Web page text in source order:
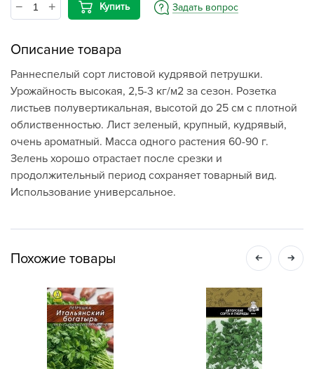
Купить Задать вопрос
Описание товара
Раннеспелый сорт листовой кудрявой петрушки.
Урожайность высокая, 2,5-3 кг/м2 за сезон. Розетка
листьев полувертикальная, высотой до 25 см с плотной
облиственностью. Лист зеленый, крупный, кудрявый,
очень ароматный. Масса одного растения 60-90 г.
Зелень хорошо отрастает после срезки и
продолжительный период сохраняет товарный вид.
Использование универсальное.
Похожие товары